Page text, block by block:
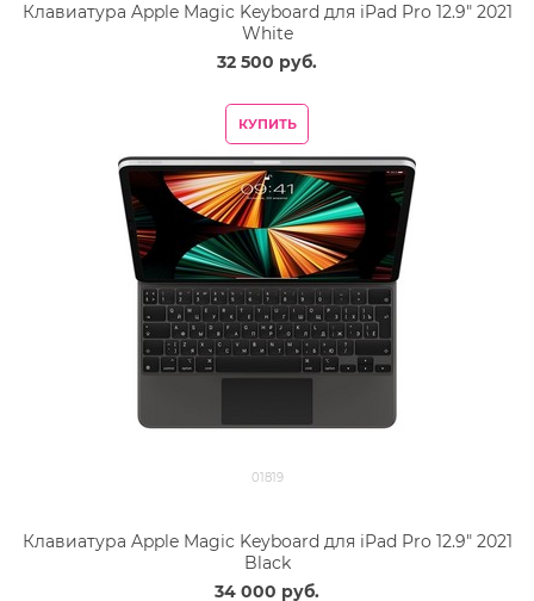
Клавиатура Apple Magic Keyboard для iPad Pro 12.9" 2021
White
32 500 руб.
КУПИТЬ
01819
Клавиатура Apple Magic Keyboard для iPad Pro 12.9" 2021
Black
34 000 руб.